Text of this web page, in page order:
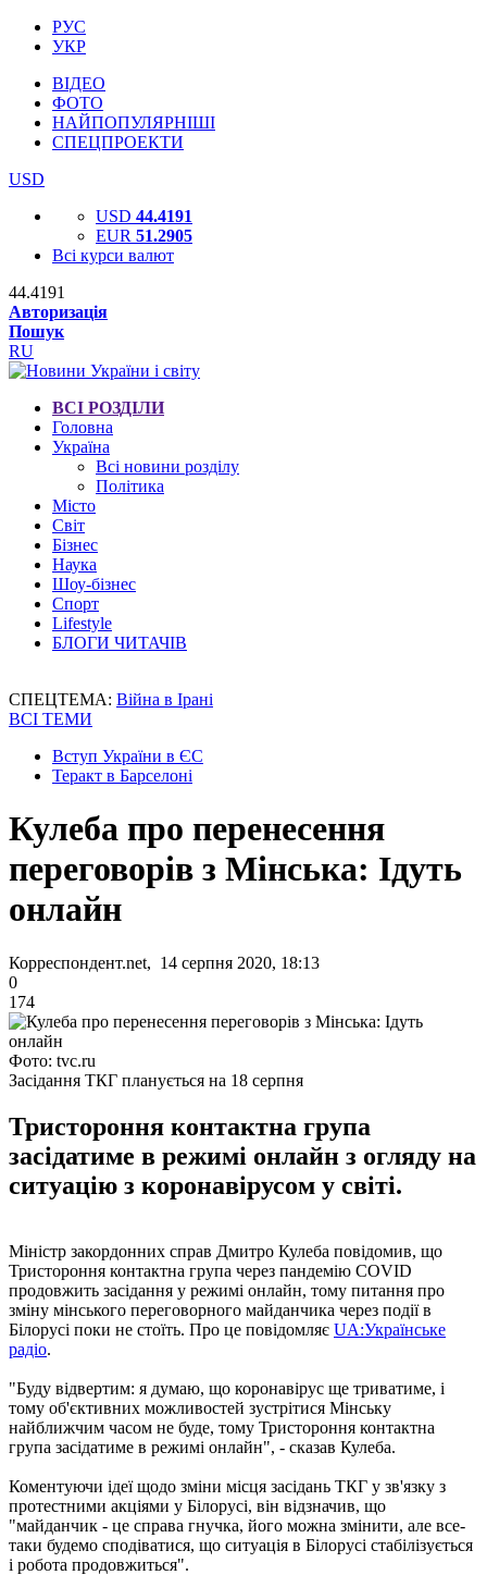
РУС
УКР
ВІДЕО
ФОТО
НАЙПОПУЛЯРНІШІ
СПЕЦПРОЕКТИ
USD
USD 44.4191
EUR 51.2905
Всі курси валют
44.4191
Авторизація
Пошук
RU
ВСІ РОЗДІЛИ
Головна
Україна
Всі новини розділу
Політика
Місто
Світ
Бізнес
Наука
Шоу-бізнес
Спорт
Lifestyle
БЛОГИ ЧИТАЧІВ
СПЕЦТЕМА: Війна в Ірані
ВСІ ТЕМИ
Вступ України в ЄС
Теракт в Барселоні
Кулеба про перенесення
переговорів з Мінська: Ідуть
онлайн
Корреспондент.net, 14 серпня 2020, 18:13
0
174
Фото: tvc.ru
Засідання ТКГ планується на 18 серпня
Тристороння контактна група
засідатиме в режимі онлайн з огляду на
ситуацію з коронавірусом у світі.
Міністр закордонних справ Дмитро Кулеба повідомив, що
Тристороння контактна група через пандемію COVID
продовжить засідання у режимі онлайн, тому питання про
зміну мінського переговорного майданчика через події в
Білорусі поки не стоїть. Про це повідомляє UA:Українське
радіо.
"Буду відвертим: я думаю, що коронавірус ще триватиме, і
тому об'єктивних можливостей зустрітися Мінську
найближчим часом не буде, тому Тристороння контактна
група засідатиме в режимі онлайн", - сказав Кулеба.
Коментуючи ідеї щодо зміни місця засідань ТКГ у зв'язку з
протестними акціями у Білорусі, він відзначив, що
"майданчик - це справа гнучка, його можна змінити, але все-
таки будемо сподіватися, що ситуація в Білорусі стабілізується
і робота продовжиться".